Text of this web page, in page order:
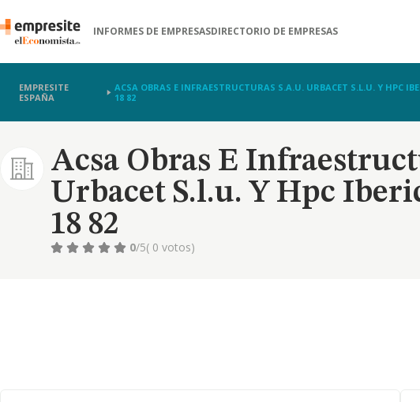
INFORMES DE EMPRESASDIRECTORIO DE EMPRESAS
EMPRESITE
ESPAÑA
ACSA OBRAS E INFRAESTRUCTURAS S.A.U. URBACET S.L.U. Y HPC
18 82
Acsa Obras E
Urbacet S.l.u. Y Hpc
18 82
0/5( 0 votos)